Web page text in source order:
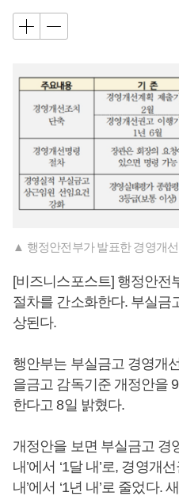
▲ 행정안전부가 발표한 경영개
[비즈니스포스트] 행정안전
절차를 간소화한다. 부실금
상된다.
행안부는 부실금고 경영개
을금고 감독기준 개정안을
한다고 8일 밝혔다.
개정안을 보면 부실금고 경
내’에서 ‘1달 내’로, 경영개
내’에서 ‘1년 내’로 줄었다.